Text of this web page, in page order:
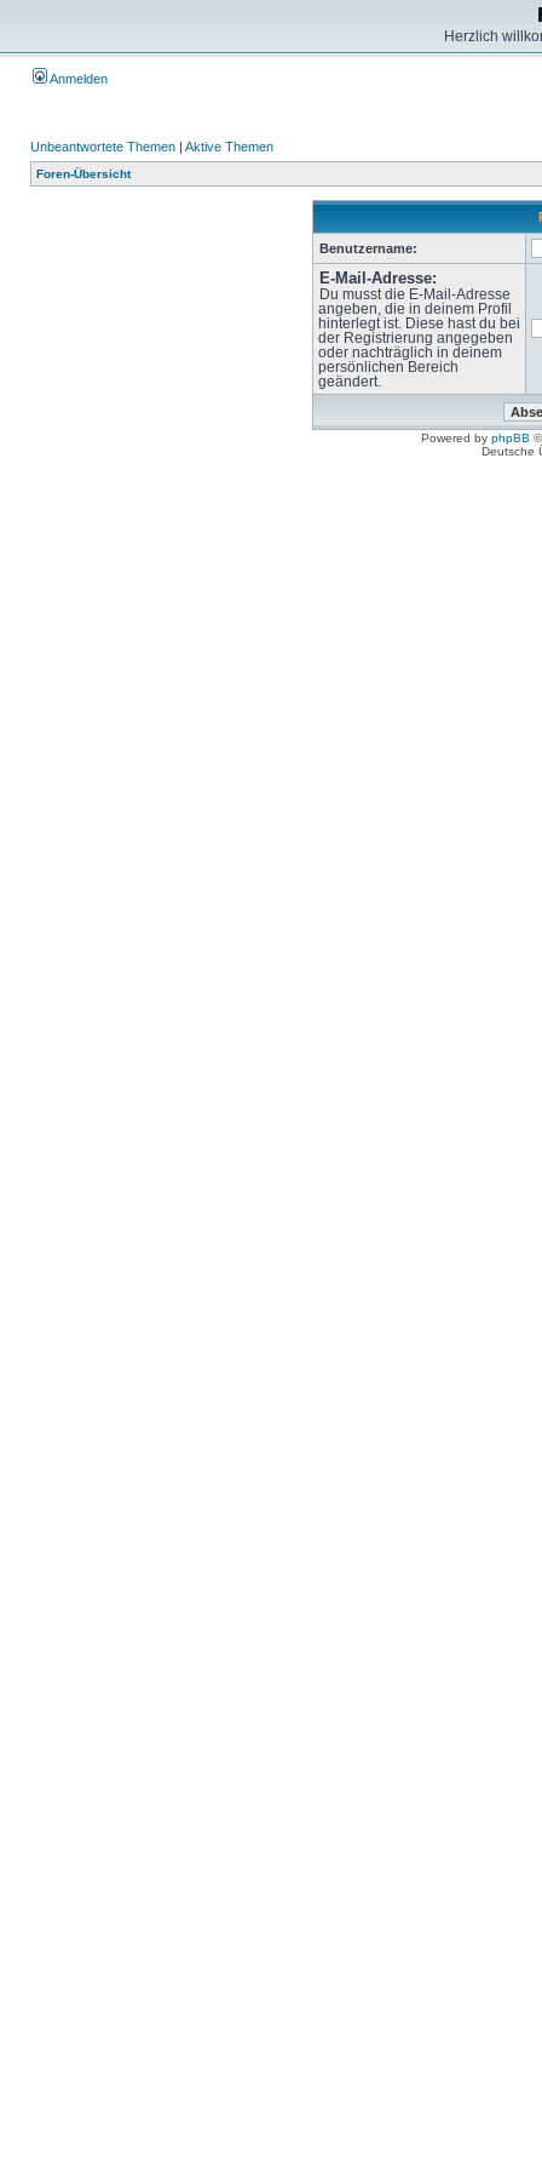
Herzlich
Anmelden
Unbeantwortete Themen | Aktive Themen
Foren-Übersicht
Benutzername:
E-Mail-Adresse:
Du musst die E-Mail-Adresse
angeben, die in deinem Profil
hinterlegt ist. Diese hast du bei
der Registrierung angegeben
oder nachträglich in deinem
persönlichen Bereich
geändert.
Powered by phpBB
Deutsche